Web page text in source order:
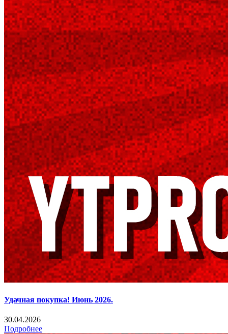
Удачная покупка! Июнь 2026.
30.04.2026
Подробнее